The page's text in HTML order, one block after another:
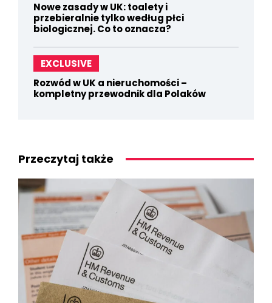
Nowe zasady w UK: toalety i
przebieralnie tylko według płci
biologicznej. Co to oznacza?
EXCLUSIVE
Rozwód w UK a nieruchomości –
kompletny przewodnik dla Polaków
Przeczytaj także